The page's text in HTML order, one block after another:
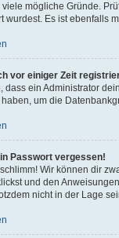
viele mögliche Gründe.
wurdest. Es ist ebenfalls
vor einiger Zeit
dass ein Administrator
um die
Passwort vergessen!
Wir können dir
und den
nicht in der Lage